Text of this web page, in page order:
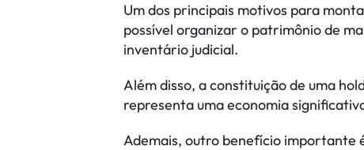
Um dos principais motivos para
possível organizar o patrimônio de
inventário judicial.
Além disso, a constituição de uma
representa uma economia
Ademais, outro benefício importante